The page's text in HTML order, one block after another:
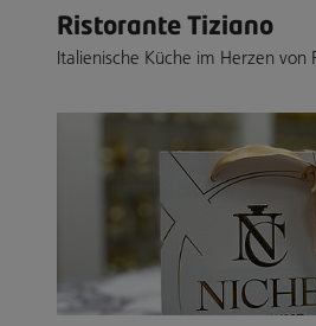
Ristorante Tiziano
Italienische Küche im Herzen von